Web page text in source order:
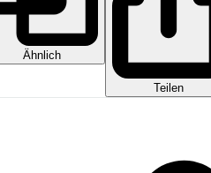
Ähnlich
Teilen